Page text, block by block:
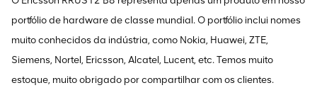
portfólio de hardware de classe mundial. O portfólio inclui nomes
muito conhecidos da indústria, como Nokia, Huawei, ZTE,
Siemens, Nortel, Ericsson, Alcatel, Lucent, etc. Temos muito
estoque, muito obrigado por compartilhar com os clientes.